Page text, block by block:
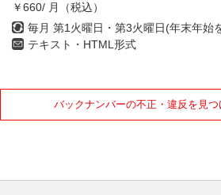
￥660/ 月（税込）
毎月 第1火曜日・第3火曜日(年末年始
テキスト・HTML形式
バックナンバーの不正・違反を見